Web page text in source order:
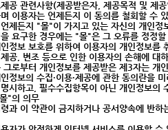
공 관련사항(제공받은자, 제공목적 및 제
이용자는 언제든지 이 동의를 철회할 수
제든지 "몰"이 가지고 있는 자신의 개인
요구한 경우에는 "몰"은 그 오류를 정정
정보 보호를 위하여 이용자의 개인정보를
공, 변조 등으로 인한 이용자의 손해에 대
로부터 개인정보를 제공받은 제3자는 개
정보의 수집·이용·제공에 관한 동의란을
시하고, 필수수집항목이 아닌 개인정보의
"의 의무
과 이 약관이 금지하거나 공서양속에 반